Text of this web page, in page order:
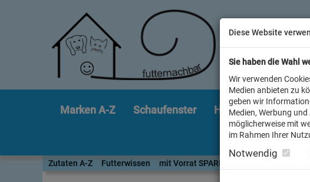
Marken A-Z Schaufenster Heimtier
Zutaten A-Z Futterwissen mit Vorrat SPAREN
Diese Website
Sie haben die Wahl
Wir verwenden
Medien anbieten zu
geben wir
Medien, Werbung
möglicherweise mit
im Rahmen Ihrer
Notwendig